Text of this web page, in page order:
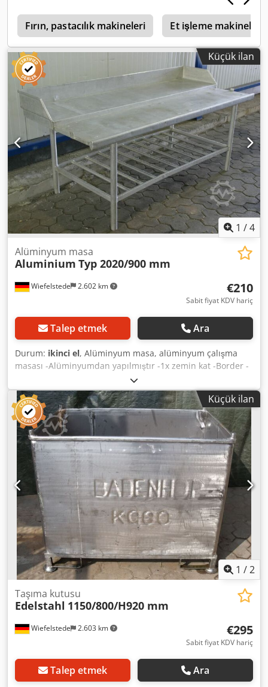
Fırın, pastacılık makineleri Et işleme makineleri
Küçük ilan
1 /4
Wiefelstede 2.602 km
Alüminyum masa
Aluminium Typ 2020/900 mm
€210
Sabit fiyat KDV hariç
Talep etmek Ara
Durum: ikinci el, Alüminyum masa, alüminyum çalışma
masası -Alüminyumdan yapılmıştır -1x zemin kat -Border -
Ayaklar: ayarlanabilir -Ebatlar: 2020/900 / H960 mm -
Ağırlık: 30 kg Cjdpfxsb Nx H Io Anujrf
Küçük ilan
1 /2
Wiefelstede 2.603 km
Taşıma kutusu
Edelstahl 1150/800/H920 mm
€295
Sabit fiyat KDV hariç
Talep etmek Ara